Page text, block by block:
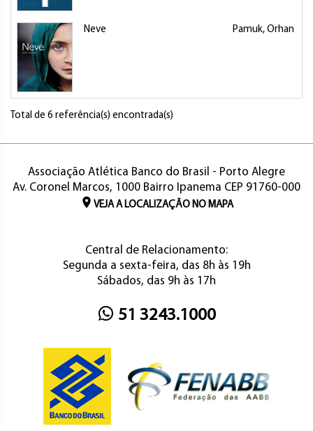
Neve Pamuk, Orhan
Total de 6 referência(s) encontrada(s)
Associação Atlética Banco do Brasil - Porto Alegre
Av. Coronel Marcos, 1000 Bairro Ipanema CEP 91760-000
VEJA A LOCALIZAÇÃO NO MAPA
Central de Relacionamento:
Segunda a sexta-feira, das 8h às 19h
Sábados, das 9h às 17h
51 3243.1000